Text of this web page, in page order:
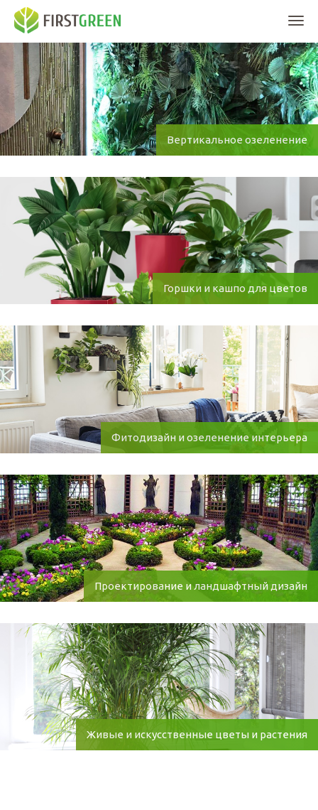
Вертикальное озеленение
Горшки и кашпо для цветов
Фитодизайн и озеленение интерьера
Проектирование и ландшафтный дизайн
Живые и искусственные цветы и растения